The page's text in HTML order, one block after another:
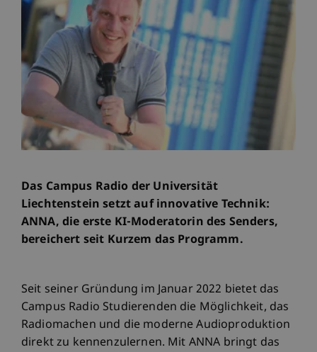
Das Campus Radio der Universität
Liechtenstein setzt auf innovative Technik:
ANNA, die erste KI-Moderatorin des Senders,
bereichert seit Kurzem das Programm.
Seit seiner Gründung im Januar 2022 bietet das
Campus Radio Studierenden die Möglichkeit, das
Radiomachen und die moderne Audioproduktion
direkt zu kennenzulernen. Mit ANNA bringt das